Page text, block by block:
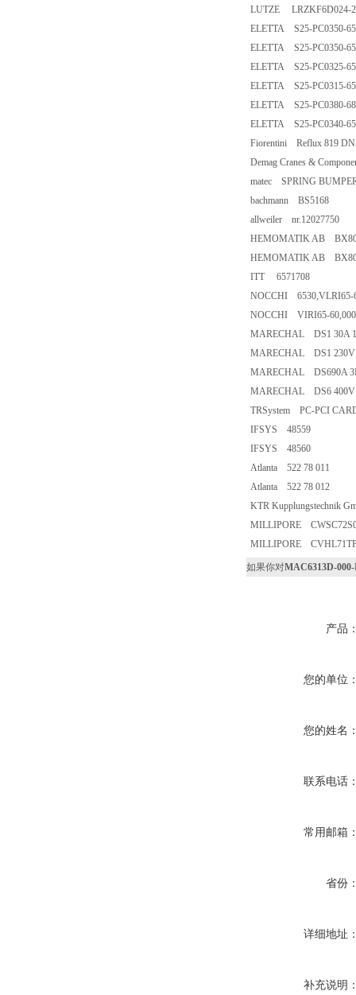
LUTZE LRZKF6D024-
ELETTA S25-PC0350-
ELETTA S25-PC0350-
ELETTA S25-PC0325-
ELETTA S25-PC0315-
ELETTA S25-PC0380-
ELETTA S25-PC0340-
Fiorentini Reflux 819
Demag Cranes &
matec SPRING
bachmann BS5168
allweiler nr.12027750
HEMOMATIK AB
HEMOMATIK AB
ITT 6571708
NOCCHI 6530,VLRI65-
NOCCHI VIRI65-
MARECHAL DS1 30A
MARECHAL DS1 230V
MARECHAL DS690A
MARECHAL DS6 400V
TRSystem PC-PCI
IFSYS 48559
IFSYS 48560
Atlanta 522 78 011
Atlanta 522 78 012
KTR Kupplungstechnik
MILLIPORE
MILLIPORE
如果你对MAC6313D-
产品
您的单位
您的姓名
联系电话
常用邮箱
省份
详细地址
补充说明